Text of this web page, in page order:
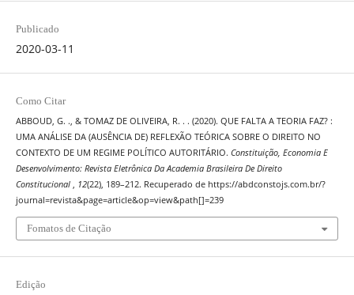
Publicado
2020-03-11
Como Citar
ABBOUD, G. ., & TOMAZ DE OLIVEIRA, R. . . (2020). QUE FALTA A TEORIA FAZ? :
UMA ANÁLISE DA (AUSÊNCIA DE) REFLEXÃO TEÓRICA SOBRE O DIREITO NO
CONTEXTO DE UM REGIME POLÍTICO AUTORITÁRIO. Constituição, Economia E
Desenvolvimento: Revista Eletrônica Da Academia Brasileira De Direito
Constitucional , 12(22), 189–212. Recuperado de https://abdconstojs.com.br/?
journal=revista&page=article&op=view&path[]=239
Fomatos de Citação
Edição